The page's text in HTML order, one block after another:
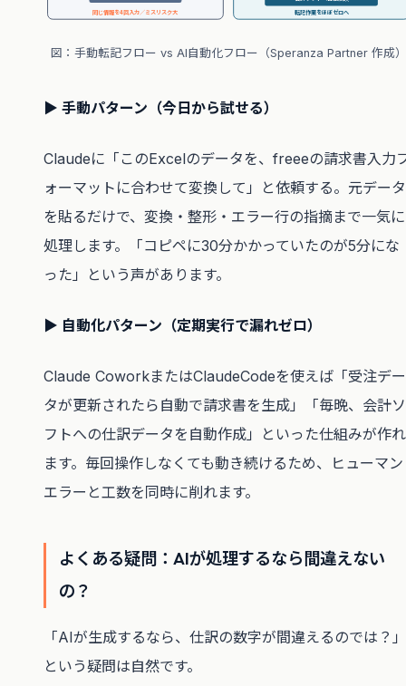
同じ情報を4回入力／ミスリスク大
転記作業をほぼゼロへ
図：手動転記フロー vs AI自動化フロー（Speranza Partner 作成）
▶ 手動パターン（今日から試せる）
Claudeに「このExcelのデータを、freeeの請求書入力
ォーマットに合わせて変換して」と依頼する。元データ
を貼るだけで、変換・整形・エラー行の指摘まで一気に
処理します。「コピペに30分かかっていたのが5分にな
った」という声があります。
▶ 自動化パターン（定期実行で漏れゼロ）
Claude CoworkまたはClaudeCodeを使えば「受注デー
タが更新されたら自動で請求書を生成」「毎晩、会計ソ
フトへの仕訳データを自動作成」といった仕組みが作れ
ます。毎回操作しなくても動き続けるため、ヒューマン
エラーと工数を同時に削れます。
よくある疑問：AIが処理するなら間違えない
の？
「AIが生成するなら、仕訳の数字が間違えるのでは？」
という疑問は自然です。